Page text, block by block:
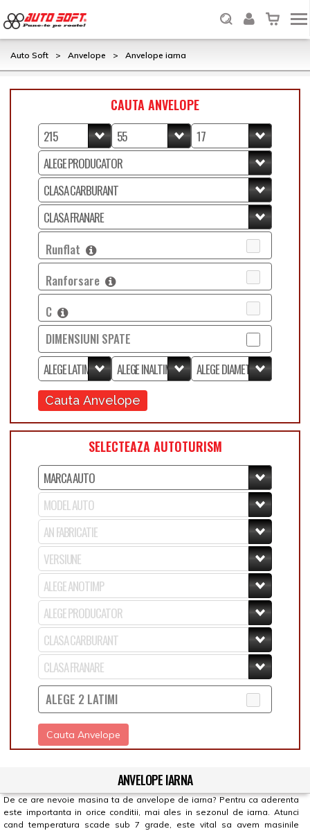
Auto Soft > Anvelope > Anvelope iarna
CAUTA ANVELOPE
Runflat
Ranforsare
C
DIMENSIUNI SPATE
Cauta Anvelope
SELECTEAZA AUTOTURISM
ALEGE 2 LATIMI
Cauta Anvelope
ANVELOPE IARNA
De ce are nevoie masina ta de anvelope de iarna? Pentru ca aderenta
este importanta in orice conditii, mai ales in sezonul de iarna. Atunci
cand temperatura scade sub 7 grade, este vital sa avem masinile